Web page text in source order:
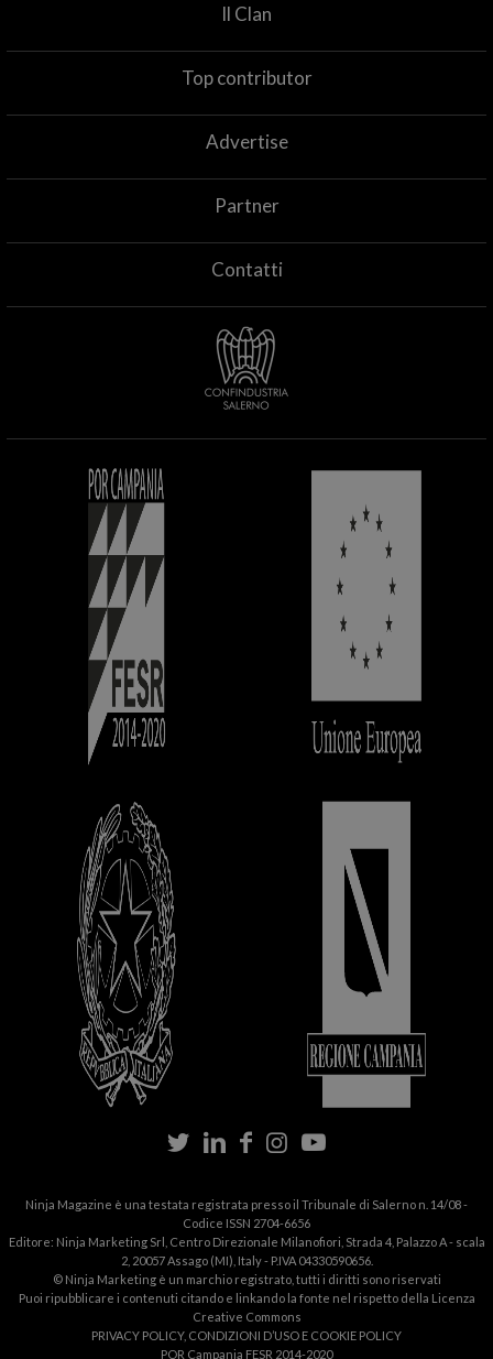
ShareShareShareSend
Il Clan
Top contributor
Advertise
Partner
Contatti
Ninja Magazine è una testata registrata presso il Tribunale di Salerno n. 14/08 -
Codice ISSN 2704-6656
Editore: Ninja Marketing Srl, Centro Direzionale Milanofiori, Strada 4, Palazzo A - scala
2, 20057 Assago (MI), Italy - P.IVA 04330590656.
© Ninja Marketing è un marchio registrato, tutti i diritti sono riservati
Puoi ripubblicare i contenuti citando e linkando la fonte nel rispetto della Licenza
Creative Commons
PRIVACY POLICY, CONDIZIONI D’USO E COOKIE POLICY
POR Campania FESR 2014-2020